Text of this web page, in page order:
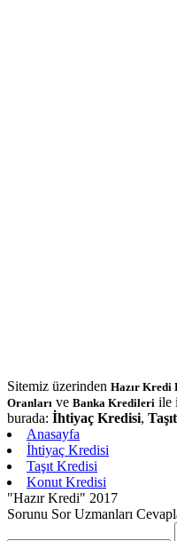
Sitemiz üzerinden Hazır Kredi
Oranları ve Banka Kredileri ile
burada: İhtiyaç Kredisi,
Anasayfa
İhtiyaç Kredisi
Taşıt Kredisi
Konut Kredisi
"Hazır Kredi" 2017
Sorunu Sor Uzmanları